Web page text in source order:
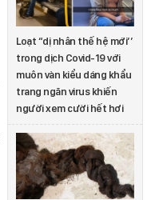
Loạt “dị nhân thế hệ mới’’
trong dịch Covid-19 với
muôn vàn kiểu dáng khẩu
trang ngăn virus khiến
người xem cười hết hơi